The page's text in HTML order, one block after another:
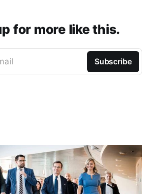
for more like this.
Subscribe